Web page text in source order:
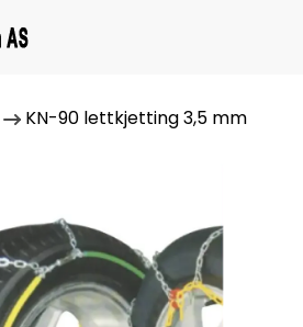
KN-90 lettkjetting 3,5 mm